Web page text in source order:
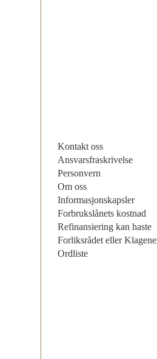
Kontakt oss
Ansvarsfraskrivelse
Personvern
Om oss
Informasjonskapsler
Forbrukslånets kostnad
Refinansiering kan haste
Forliksrådet eller
Ordliste